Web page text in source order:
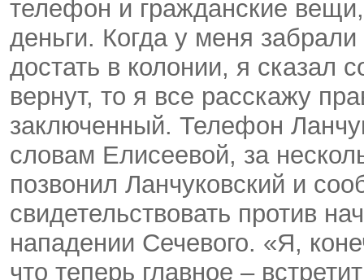
телефон и гражданские
деньги. Когда у меня
достать в колонии, я сказал
вернут, то я все расскажу
заключенный. Телефон
словам Елисеевой, за
позвонил Ланчуковский и
свидетельствовать против
нападении Сечевого. «Я,
что теперь главное –